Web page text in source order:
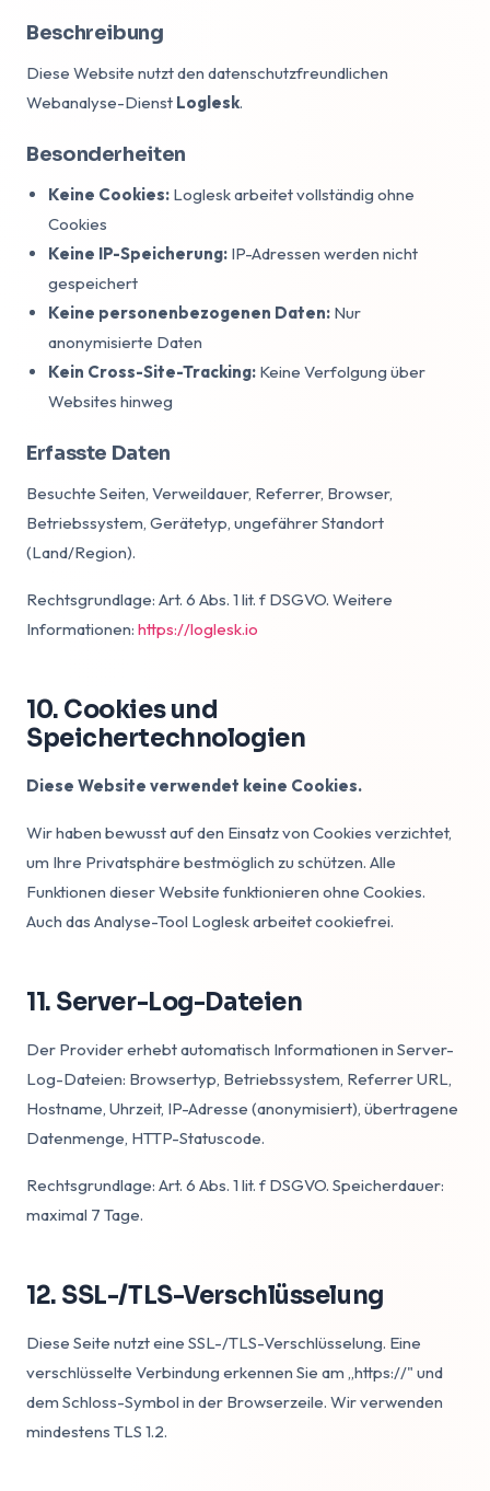
Beschreibung
Diese Website nutzt den datenschutzfreundlichen
Webanalyse-Dienst Loglesk.
Besonderheiten
Keine Cookies: Loglesk arbeitet vollständig ohne
Cookies
Keine IP-Speicherung: IP-Adressen werden nicht
gespeichert
Keine personenbezogenen Daten: Nur
anonymisierte Daten
Kein Cross-Site-Tracking: Keine Verfolgung über
Websites hinweg
Erfasste Daten
Besuchte Seiten, Verweildauer, Referrer, Browser,
Betriebssystem, Gerätetyp, ungefährer Standort
(Land/Region).
Rechtsgrundlage: Art. 6 Abs. 1 lit. f DSGVO. Weitere
Informationen: https://loglesk.io
10. Cookies und
Speichertechnologien
Diese Website verwendet keine Cookies.
Wir haben bewusst auf den Einsatz von Cookies verzichtet,
um Ihre Privatsphäre bestmöglich zu schützen. Alle
Funktionen dieser Website funktionieren ohne Cookies.
Auch das Analyse-Tool Loglesk arbeitet cookiefrei.
11. Server-Log-Dateien
Der Provider erhebt automatisch Informationen in Server-
Log-Dateien: Browsertyp, Betriebssystem, Referrer URL,
Hostname, Uhrzeit, IP-Adresse (anonymisiert), übertragene
Datenmenge, HTTP-Statuscode.
Rechtsgrundlage: Art. 6 Abs. 1 lit. f DSGVO. Speicherdauer:
maximal 7 Tage.
12. SSL-/TLS-Verschlüsselung
Diese Seite nutzt eine SSL-/TLS-Verschlüsselung. Eine
verschlüsselte Verbindung erkennen Sie am „https://" und
dem Schloss-Symbol in der Browserzeile. Wir verwenden
mindestens TLS 1.2.